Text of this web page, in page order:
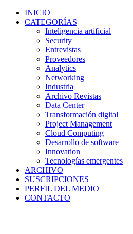
INICIO
CATEGORÍAS
Inteligencia artificial
Security
Entrevistas
Proveedores
Analytics
Networking
Industria
Archivo Revistas
Data Center
Transformación digital
Project Management
Cloud Computing
Desarrollo de software
Innovation
Tecnologías emergentes
ARCHIVO
SUSCRIPCIONES
PERFIL DEL MEDIO
CONTACTO